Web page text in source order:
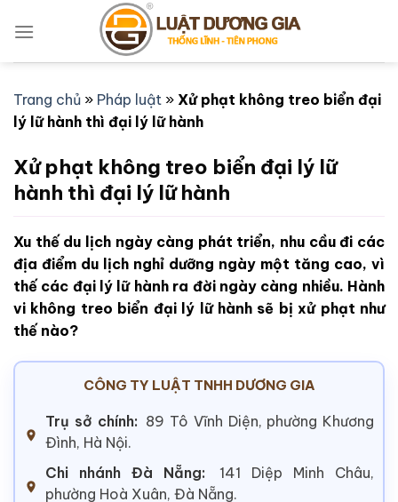
qua
Trang chủ » Pháp luật » Xử phạt không treo biển đại
lý lữ hành thì đại lý lữ hành
Xử phạt không treo biển đại lý lữ
hành thì đại lý lữ hành
Xu thế du lịch ngày càng phát triển, nhu cầu đi các
địa điểm du lịch nghỉ dưỡng ngày một tăng cao, vì
thế các đại lý lữ hành ra đời ngày càng nhiều. Hành
vi không treo biển đại lý lữ hành sẽ bị xử phạt như
thế nào?
CÔNG TY LUẬT TNHH DƯƠNG GIA
Trụ sở chính: 89 Tô Vĩnh Diện, phường Khương
Đình, Hà Nội.
Chi nhánh Đà Nẵng:
141 Diệp Minh Châu,
phường Hoà Xuân, Đà Nẵng.